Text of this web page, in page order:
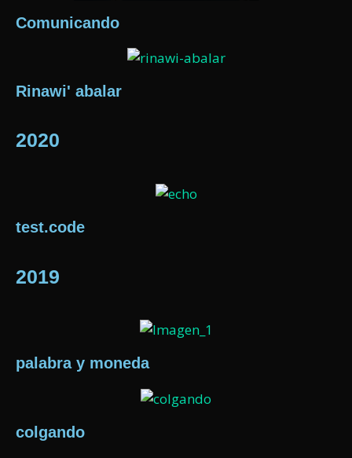
Comunicando
Rinawi' abalar
2020
test.code
2019
palabra y moneda
colgando